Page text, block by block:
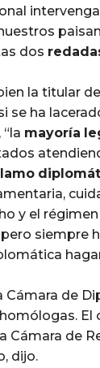
dos
la titular
se ha
mayoría
y el
siempre
Cámara de
El
Cámara de
dijo.